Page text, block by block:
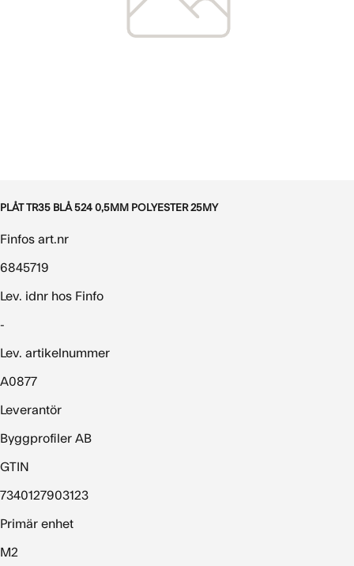
PLÅT TR35 BLÅ 524 0,5MM POLYESTER 25MY
Finfos art.nr
6845719
Lev. idnr hos Finfo
-
Lev. artikelnummer
A0877
Leverantör
Byggprofiler AB
GTIN
7340127903123
Primär enhet
M2